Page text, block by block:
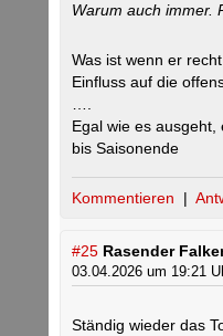
Warum auch immer.
Was ist wenn er
Einfluss auf die
Egal wie es
bis Saisonende
Kommentieren |
#25 Rasender
03.04.2026 um 19:21
Ständig wieder das